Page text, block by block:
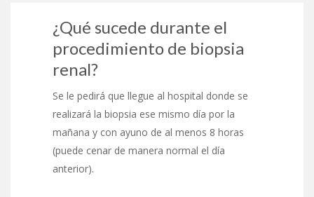
¿Qué sucede durante el
procedimiento de biopsia
renal?
Se le pedirá que llegue al hospital donde se
realizará la biopsia ese mismo día por la
mañana y con ayuno de al menos 8 horas
(puede cenar de manera normal el día
anterior).